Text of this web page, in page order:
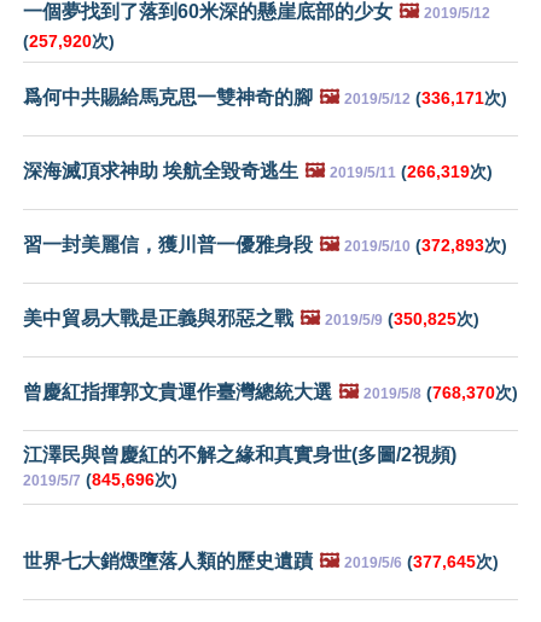
一個夢找到了落到60米深的懸崖底部的少女 🖼️ 2019/5/12
(257,920次)
爲何中共賜給馬克思一雙神奇的腳 🖼️ 2019/5/12 (336,171次)
深海滅頂求神助 埃航全毀奇逃生 🖼️ 2019/5/11 (266,319次)
習一封美麗信，獲川普一優雅身段 🖼️ 2019/5/10 (372,893次)
美中貿易大戰是正義與邪惡之戰 🖼️ 2019/5/9 (350,825次)
曾慶紅指揮郭文貴運作臺灣總統大選 🖼️ 2019/5/8 (768,370次)
江澤民與曾慶紅的不解之緣和真實身世(多圖/2視頻)
2019/5/7 (845,696次)
世界七大銷燬墮落人類的歷史遺蹟 🖼️ 2019/5/6 (377,645次)